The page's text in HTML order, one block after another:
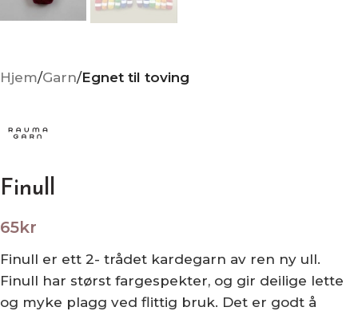
Hjem Garn Egnet til toving
Finull
65kr
Finull er ett 2- trådet kardegarn av ren ny ull.
Finull har størst fargespekter, og gir deilige lette
og myke plagg ved flittig bruk. Det er godt å